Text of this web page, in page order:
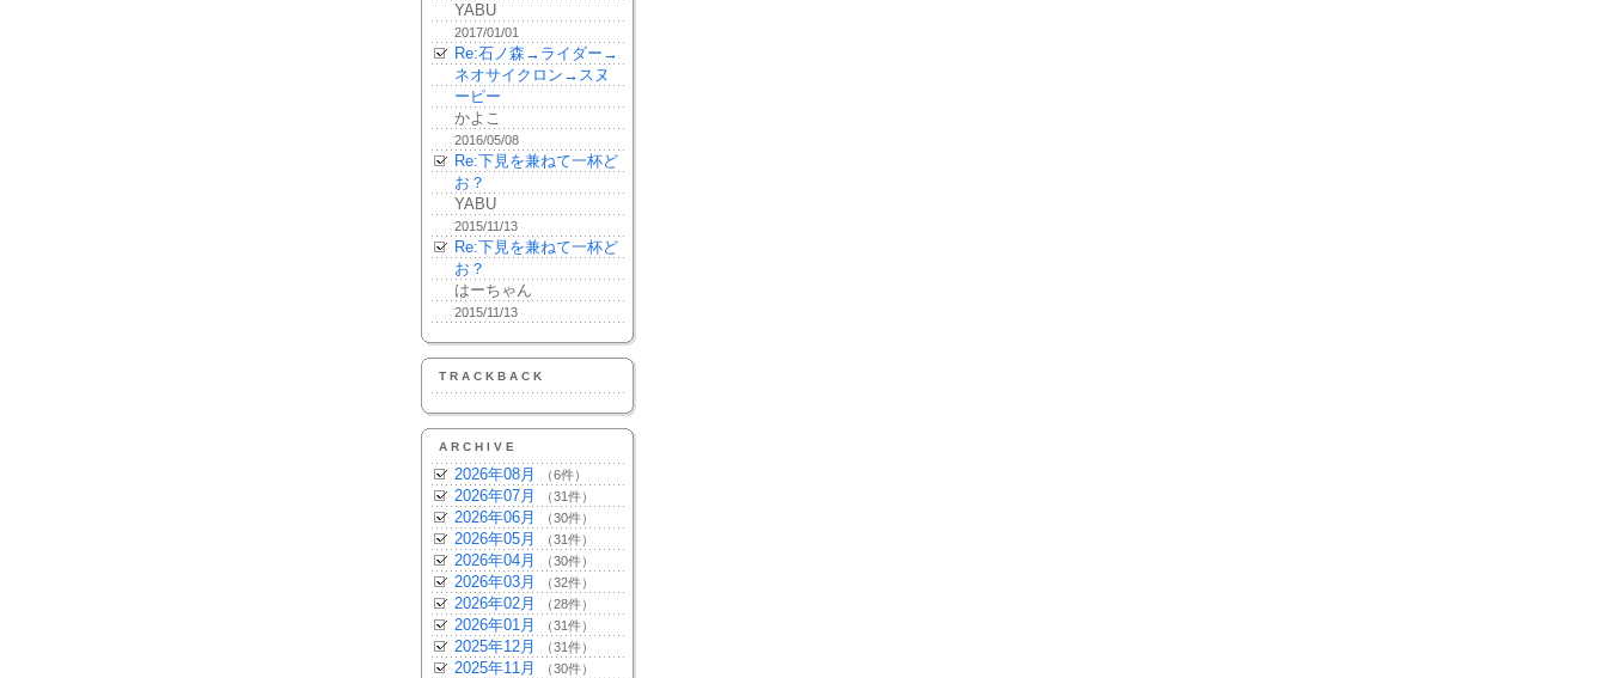
YABU
2017/01/01
Re:石ノ森→ライダー→
ネオサイクロン→スヌ
ーピー
かよこ
2016/05/08
Re:下見を兼ねて一杯ど
お？
YABU
2015/11/13
Re:下見を兼ねて一杯ど
お？
はーちゃん
2015/11/13
TRACKBACK
ARCHIVE
2026年08月 （6件）
2026年07月 （31件）
2026年06月 （30件）
2026年05月 （31件）
2026年04月 （30件）
2026年03月 （32件）
2026年02月 （28件）
2026年01月 （31件）
2025年12月 （31件）
2025年11月 （30件）